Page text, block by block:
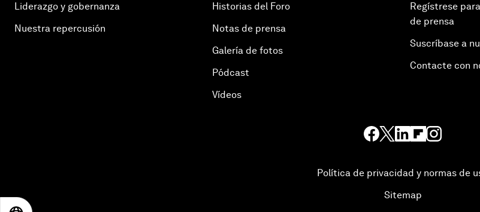
Liderazgo y gobernanza
Nuestra repercusión
Historias del Foro
Notas de prensa
Galería de fotos
Pódcast
Vídeos
Regístrese
de prensa
Suscríbase a
Contacte con
Política de privacidad y normas de
Sitemap